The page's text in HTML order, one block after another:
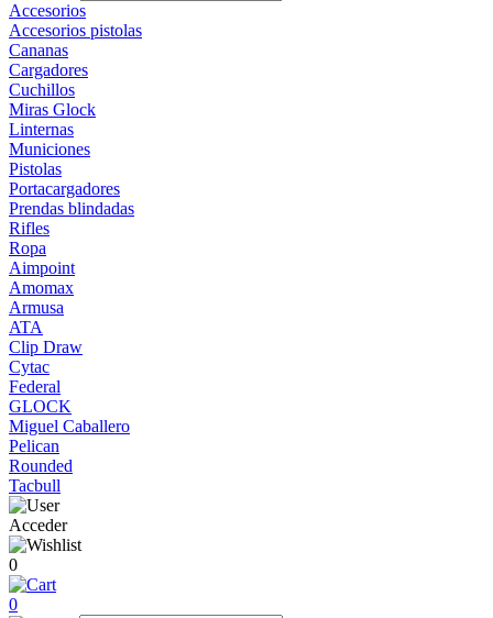
Accesorios
Accesorios pistolas
Cananas
Cargadores
Cuchillos
Miras Glock
Linternas
Municiones
Pistolas
Portacargadores
Prendas blindadas
Rifles
Ropa
Aimpoint
Amomax
Armusa
ATA
Clip Draw
Cytac
Federal
GLOCK
Miguel Caballero
Pelican
Rounded
Tacbull
Acceder
0
0